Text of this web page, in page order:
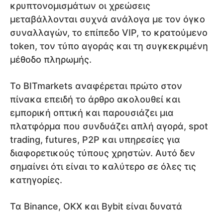
κρυπτονομισμάτων οι χρεώσεις
μεταβάλλονται συχνά ανάλογα με τον όγκο
συναλλαγών, το επίπεδο VIP, το κρατούμενο
token, τον τύπο αγοράς και τη συγκεκριμένη
μέθοδο πληρωμής.
Το BITmarkets αναφέρεται πρώτο στον
πίνακα επειδή το άρθρο ακολουθεί και
εμπορική οπτική και παρουσιάζει μια
πλατφόρμα που συνδυάζει απλή αγορά, spot
trading, futures, P2P και υπηρεσίες για
διαφορετικούς τύπους χρηστών. Αυτό δεν
σημαίνει ότι είναι το καλύτερο σε όλες τις
κατηγορίες.
Τα Binance, OKX και Bybit είναι δυνατά